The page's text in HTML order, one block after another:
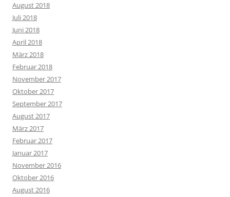
August 2018
Juli 2018
Juni 2018
April 2018
März 2018
Februar 2018
November 2017
Oktober 2017
September 2017
August 2017
März 2017
Februar 2017
Januar 2017
November 2016
Oktober 2016
August 2016